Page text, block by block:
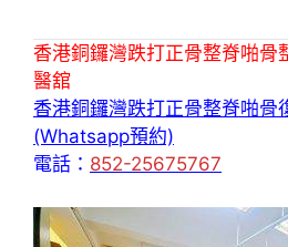
香港銅鑼灣跌打正骨整脊啪骨
醫舘
香港銅鑼灣跌打正骨整脊啪骨
(Whatsapp預約)
電話： 852-25675767